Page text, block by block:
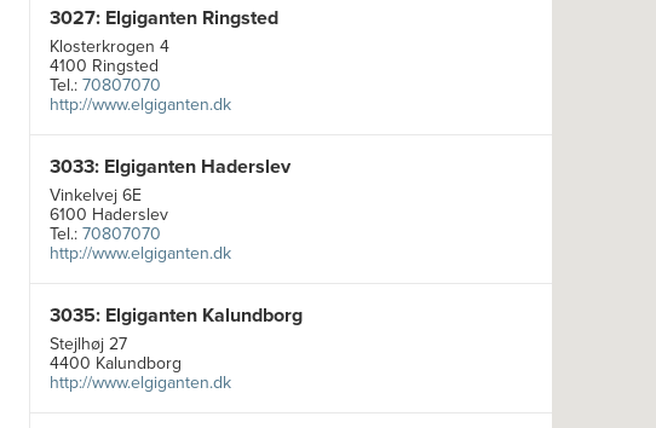
3027: Elgiganten Ringsted
Klosterkrogen 4
4100 Ringsted
Tel.:70807070
http://www.elgiganten.dk
3033: Elgiganten Haderslev
Vinkelvej 6E
6100 Haderslev
Tel.:70807070
http://www.elgiganten.dk
3035: Elgiganten Kalundborg
Stejlhøj 27
4400 Kalundborg
http://www.elgiganten.dk